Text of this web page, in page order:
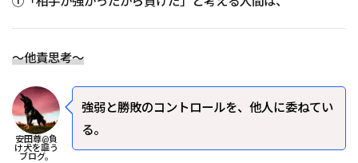
～他責思考～
安田尊@負
け犬を謳う
ブログ。
強弱と勝敗のコントロールを、他人に委ねてい
る。